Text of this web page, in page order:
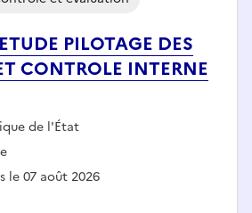
PILOTAGE DES
CONTROLE INTERNE
:de l'État
le 07 août 2026